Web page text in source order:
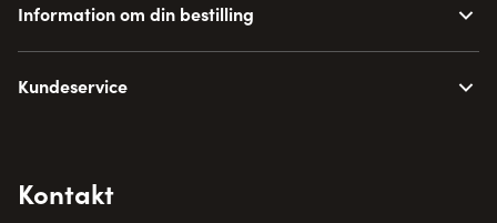
Information om din bestilling
Kundeservice
Kontakt